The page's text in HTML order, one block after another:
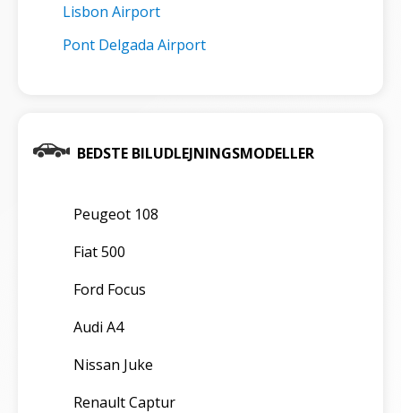
Lisbon Airport
Pont Delgada Airport
BEDSTE BILUDLEJNINGSMODELLER
Peugeot 108
Fiat 500
Ford Focus
Audi A4
Nissan Juke
Renault Captur